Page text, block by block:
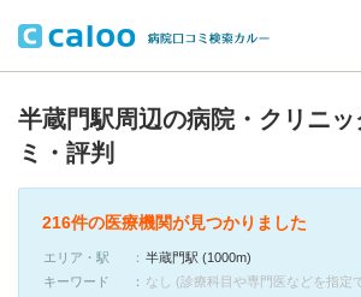
半蔵門駅周辺の病院・クリニッ
ミ・評判
216件の医療機関が見つかりました
エリア・駅
半蔵門駅 (1000m)
キーワード
なし (診療科目や専門医などを指定